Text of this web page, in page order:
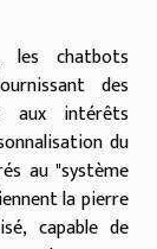
les chatbots
des
aux intérêts
du
au "système
la pierre
capable de